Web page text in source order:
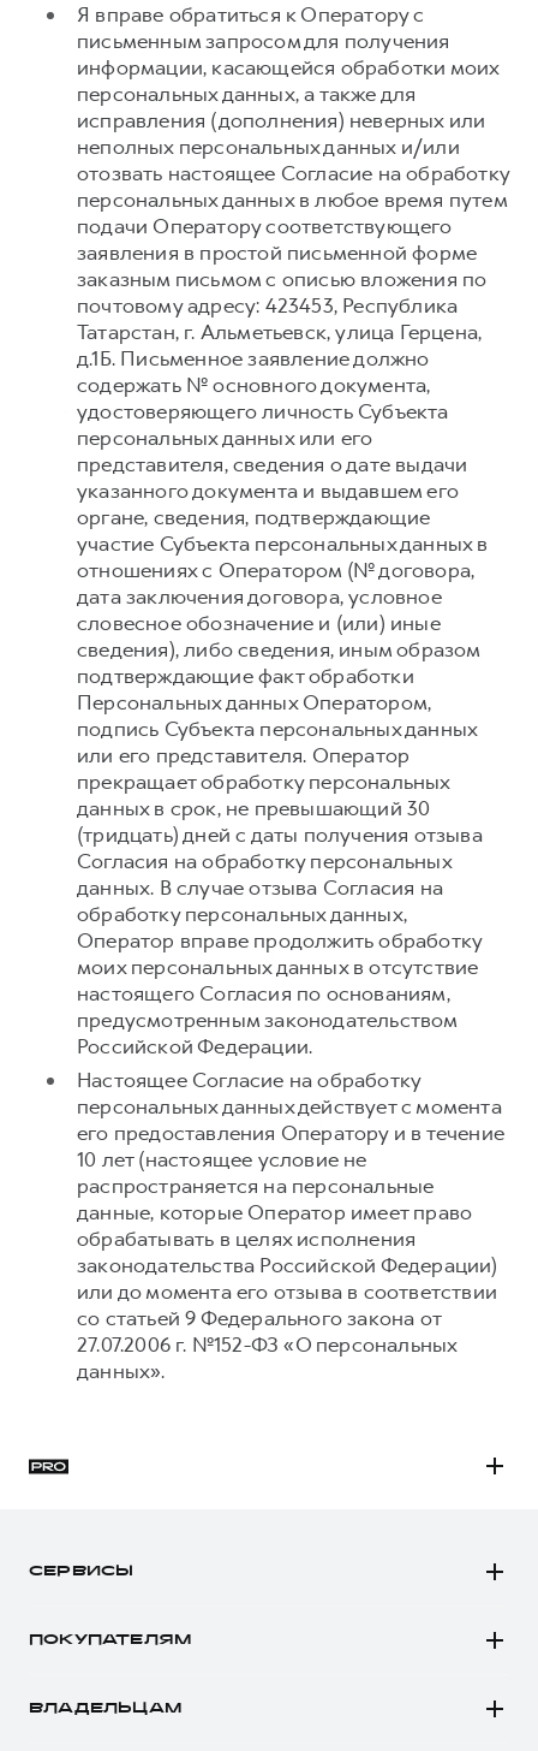
Я вправе обратиться к Оператору с
письменным запросом для получения
информации, касающейся обработки моих
персональных данных, а также для
исправления (дополнения) неверных или
неполных персональных данных и/или
отозвать настоящее Согласие на обработку
персональных данных в любое время путем
подачи Оператору соответствующего
заявления в простой письменной форме
заказным письмом с описью вложения по
почтовому адресу: 423453, Республика
Татарстан, г. Альметьевск, улица Герцена,
д.1Б. Письменное заявление должно
содержать № основного документа,
удостоверяющего личность Субъекта
персональных данных или его
представителя, сведения о дате выдачи
указанного документа и выдавшем его
органе, сведения, подтверждающие
участие Субъекта персональных данных в
отношениях с Оператором (№ договора,
дата заключения договора, условное
словесное обозначение и (или) иные
сведения), либо сведения, иным образом
подтверждающие факт обработки
Персональных данных Оператором,
подпись Субъекта персональных данных
или его представителя. Оператор
прекращает обработку персональных
данных в срок, не превышающий 30
(тридцать) дней с даты получения отзыва
Согласия на обработку персональных
данных. В случае отзыва Согласия на
обработку персональных данных,
Оператор вправе продолжить обработку
моих персональных данных в отсутствие
настоящего Согласия по основаниям,
предусмотренным законодательством
Российской Федерации.
Настоящее Согласие на обработку
персональных данных действует с момента
его предоставления Оператору и в течение
10 лет (настоящее условие не
распространяется на персональные
данные, которые Оператор имеет право
обрабатывать в целях исполнения
законодательства Российской Федерации)
или до момента его отзыва в соответствии
со статьей 9 Федерального закона от
27.07.2006 г. №152-ФЗ «О персональных
данных».
СЕРВИСЫ
ПОКУПАТЕЛЯМ
Конфигуратор HAVAL
ВЛАДЕЛЬЦАМ